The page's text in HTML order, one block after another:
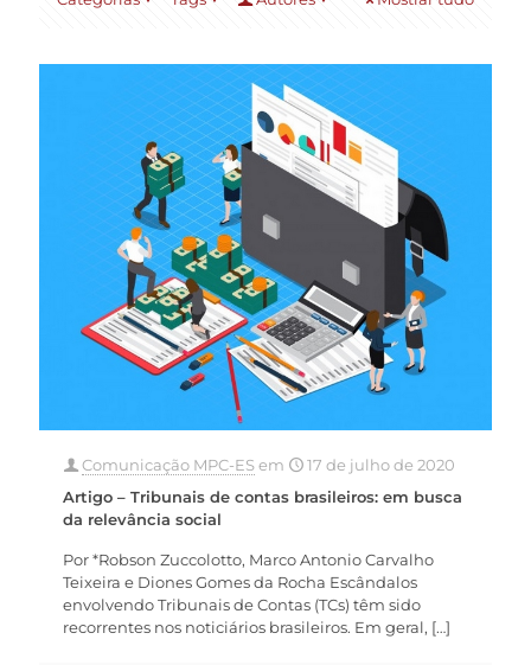
Comunicação MPC-ESem
17 de julho de 2020
Artigo – Tribunais de contas brasileiros: em busca
da relevância social
Por *Robson Zuccolotto, Marco Antonio Carvalho
Teixeira e Diones Gomes da Rocha Escândalos
envolvendo Tribunais de Contas (TCs) têm sido
recorrentes nos noticiários brasileiros. Em geral, […]